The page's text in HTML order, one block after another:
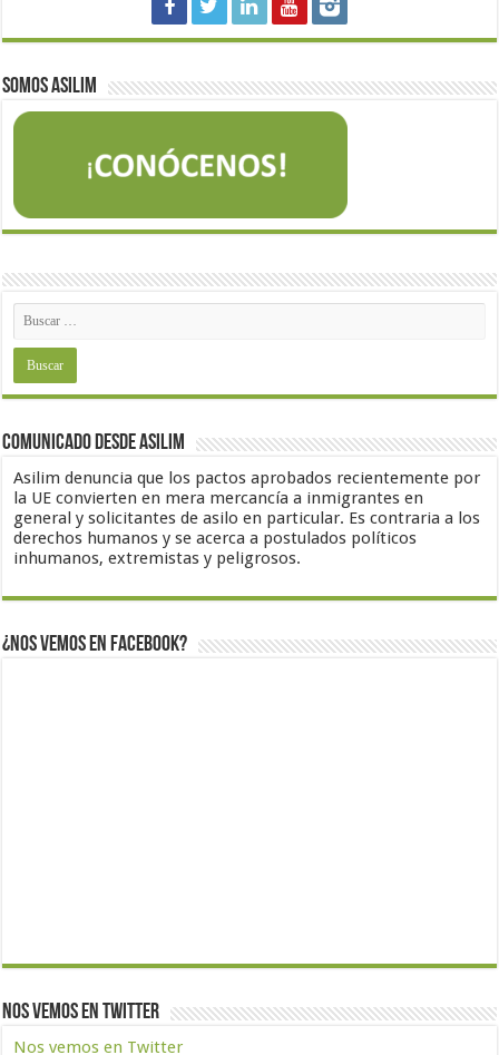
Somos Asilim
Comunicado desde Asilim
Asilim denuncia que los pactos aprobados recientemente por
la UE convierten en mera mercancía a inmigrantes en
general y solicitantes de asilo en particular. Es contraria a los
derechos humanos y se acerca a postulados políticos
inhumanos, extremistas y peligrosos.
¿Nos vemos en Facebook?
Nos vemos en Twitter
Nos vemos en Twitter